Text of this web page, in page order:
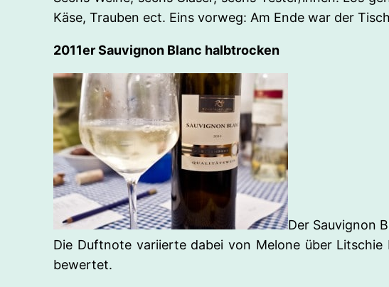
Käse, Trauben ect. Eins vorweg: Am Ende war der
2011er Sauvignon Blanc halbtrocken
Der Sauvignon
Die Duftnote variierte dabei von Melone über
bewertet.